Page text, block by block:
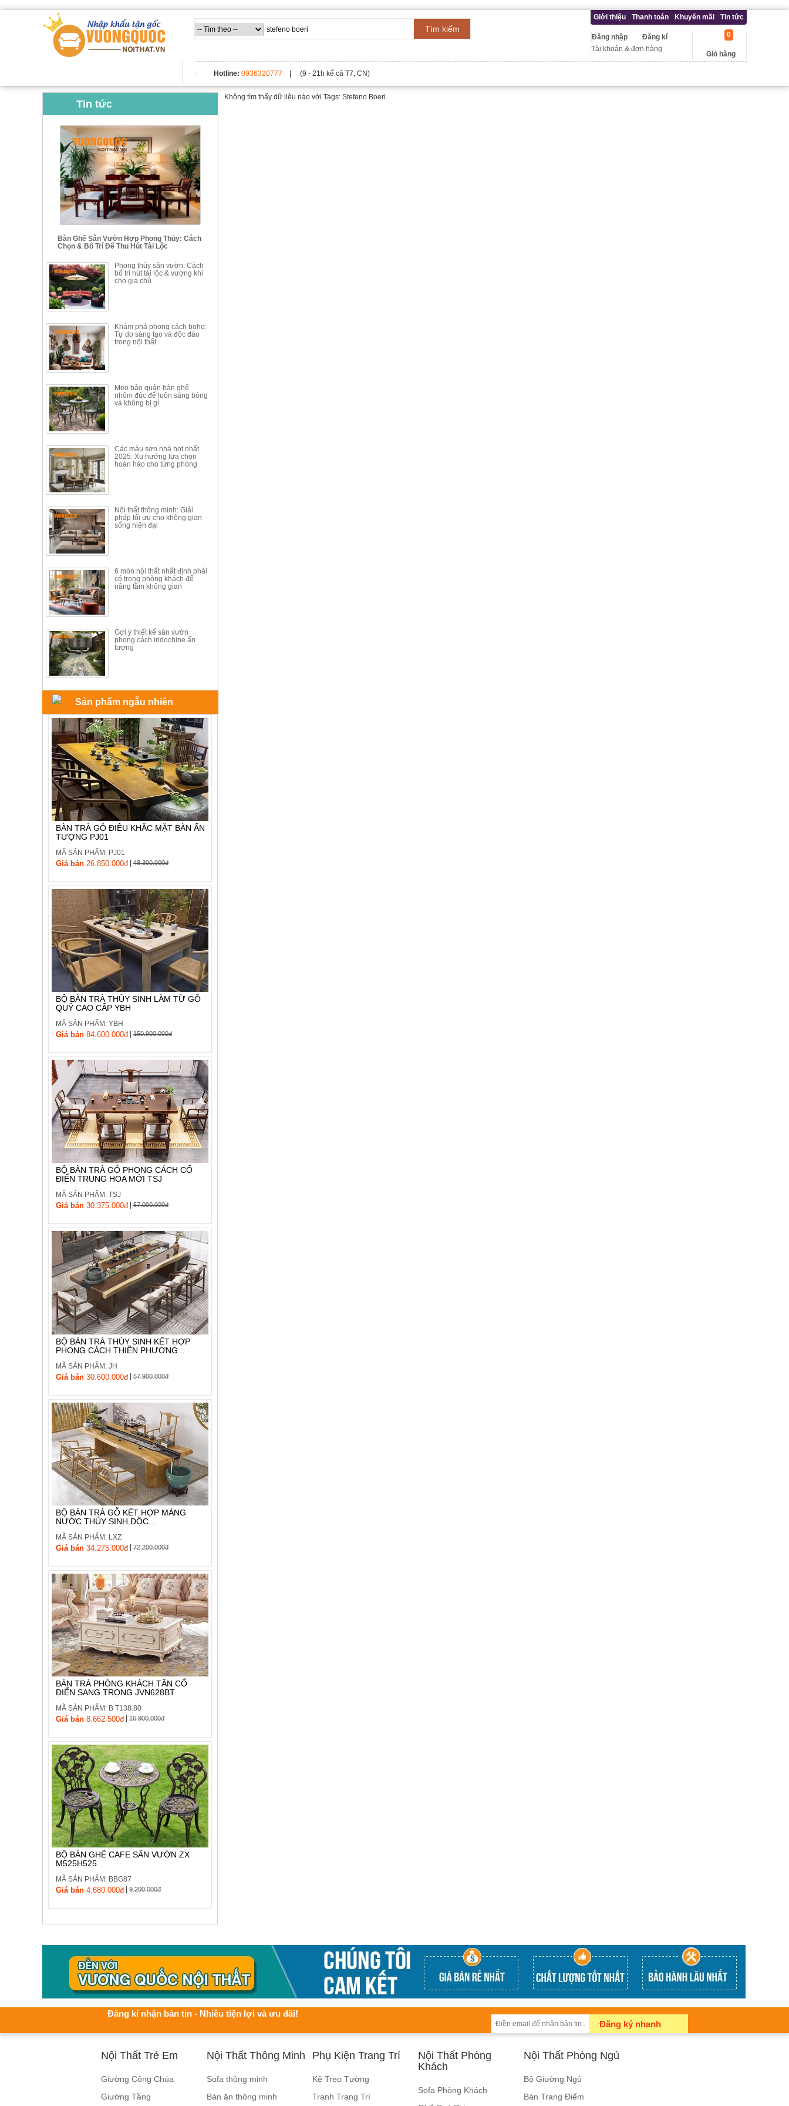
Tìm kiếm
Giới thiệu Thanh toán Khuyến mãi Tin tức
Đăng kí
Đăng nhập
Tài khoản & đơn hàng
Giỏ hàng
0
Hotline: 0936320777 | (9 - 21h kể cả T7, CN)
Tin tức
Bàn Ghế Sân Vườn Hợp Phong Thủy: Cách
Chọn & Bố Trí Để Thu Hút Tài Lộc
Phong thủy sân vườn: Cách
bố trí hút tài lộc & vượng khí
cho gia chủ
Khám phá phong cách boho:
Tự do sáng tạo và độc đáo
trong nội thất
Mẹo bảo quản bàn ghế
nhôm đúc để luôn sáng bóng
và không bị gỉ
Các màu sơn nhà hot nhất
2025: Xu hướng lựa chọn
hoàn hảo cho từng phòng
Nội thất thông minh: Giải
pháp tối ưu cho không gian
sống hiện đại
6 món nội thất nhất định phải
có trong phòng khách để
nâng tầm không gian
Gợi ý thiết kế sân vườn
phong cách indochine ấn
tượng
Sản phẩm ngẫu nhiên
BÀN TRÀ GỖ ĐIÊU KHẮC MẶT BÀN ẤN
TƯỢNG PJ01
MÃ SẢN PHẨM: PJ01
Giá bán 26.850.000đ| 48.300.000đ
BỘ BÀN TRÀ THỦY SINH LÀM TỪ GỖ
QUÝ CAO CẤP YBH
MÃ SẢN PHẨM: YBH
Giá bán 84.600.000đ| 150.900.000đ
BỘ BÀN TRÀ GỖ PHONG CÁCH CỔ
ĐIỂN TRUNG HOA MỚI TSJ
MÃ SẢN PHẨM: TSJ
Giá bán 30.375.000đ| 57.000.000đ
BỘ BÀN TRÀ THỦY SINH KẾT HỢP
PHONG CÁCH THIỀN PHƯƠNG...
MÃ SẢN PHẨM: JH
Giá bán 30.600.000đ| 57.900.000đ
BỘ BÀN TRÀ GỖ KẾT HỢP MÁNG
NƯỚC THỦY SINH ĐỘC...
MÃ SẢN PHẨM: LXZ
Giá bán 34.275.000đ| 72.200.000đ
BÀN TRÀ PHÒNG KHÁCH TÂN CỔ
ĐIỂN SANG TRỌNG JVN628BT
MÃ SẢN PHẨM: B T138.80
Giá bán 8.662.500đ| 16.900.000đ
BỘ BÀN GHẾ CAFE SÂN VƯỜN ZX
M525H525
MÃ SẢN PHẨM: BBG87
Giá bán 4.680.000đ| 9.200.000đ
Không tìm thấy dữ liệu nào với Tags: Stefeno Boeri.
Đăng kí nhận bản tin - Nhiều tiện lợi và ưu đãi!
Đăng ký nhanh
Nội Thất Trẻ Em
Giường Công Chúa
Giường Tầng
Nội Thất Thông Minh
Sofa thông minh
Bàn ăn thông minh
Phụ Kiện Trang Trí
Kệ Treo Tường
Tranh Trang Trí
Nội Thất Phòng
Khách
Sofa Phòng Khách
Nội Thất Phòng Ngủ
Bộ Giường Ngủ
Bàn Trang Điểm